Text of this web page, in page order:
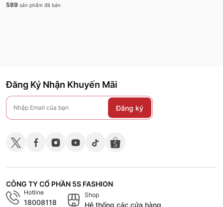
589 sản phẩm đã bán
Đăng Ký Nhận Khuyến Mãi
Đăng ký
CÔNG TY CỔ PHẦN 5S FASHION
Hotline
18008118
Shop
Hệ thống các cửa hàng